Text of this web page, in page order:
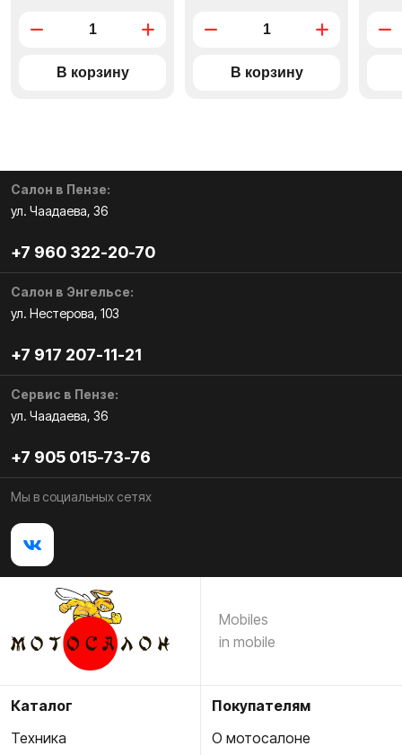
Салон в Пензе:
ул. Чаадаева, 36
+7 960 322-20-70
Салон в Энгельсе:
ул. Нестерова, 103
+7 917 207-11-21
Сервис в Пензе:
ул. Чаадаева, 36
+7 905 015-73-76
Мы в социальных сетях
Mobiles
in mobile
Каталог
Техника
Покупателям
О мотосалоне